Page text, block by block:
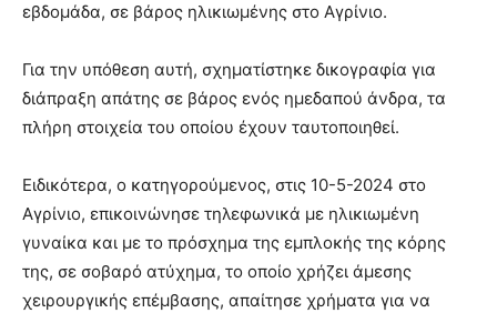
εβδομάδα, σε βάρος ηλικιωμένης στο Αγρίνιο.
Για την υπόθεση αυτή, σχηματίστηκε δικογραφία για
διάπραξη απάτης σε βάρος ενός ημεδαπού άνδρα, τα
πλήρη στοιχεία του οποίου έχουν ταυτοποιηθεί.
Ειδικότερα, ο κατηγορούμενος, στις 10-5-2024 στο
Αγρίνιο, επικοινώνησε τηλεφωνικά με ηλικιωμένη
γυναίκα και με το πρόσχημα της εμπλοκής της κόρης
της, σε σοβαρό ατύχημα, το οποίο χρήζει άμεσης
χειρουργικής επέμβασης, απαίτησε χρήματα για να